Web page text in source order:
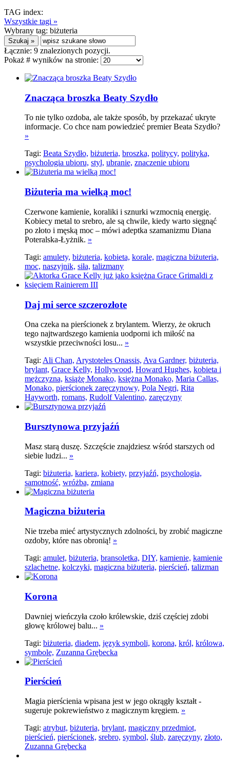
TAG index:
Wszystkie tagi »
Wybrany tag: biżuteria
Łącznie: 9 znalezionych pozycji.
Pokaż # wyników na stronie:
Znacząca broszka Beaty Szydło
To nie tylko ozdoba, ale także sposób, by przekazać ukryte
informacje. Co chce nam powiedzieć premier Beata Szydło?
»
Tagi: Beata Szydło, biżuteria, broszka, politycy, polityka,
psychologia ubioru, styl, ubranie, znaczenie ubioru
Biżuteria ma wielką moc!
Czerwone kamienie, koraliki i sznurki wzmocnią energię.
Kobiecy metal to srebro, ale są chwile, kiedy warto sięgnąć
po złoto i męską moc – mówi adeptka szamanizmu Diana
Poteralska-Łyżnik. »
Tagi: amulety, biżuteria, kobieta, korale, magiczna biżuteria,
moc, naszyjnik, siła, talizmany
Daj mi serce szczerozłote
Ona czeka na pierścionek z brylantem. Wierzy, że okruch
tego najtwardszego kamienia uodporni ich miłość na
wszystkie przeciwności losu... »
Tagi: Ali Chan, Arystoteles Onassis, Ava Gardner, biżuteria,
brylant, Grace Kelly, Hollywood, Howard Hughes, kobieta i
mężczyzna, książę Monako, księżna Monako, Maria Callas,
Monako, pierścionek zaręczynowy, Pola Negri, Rita
Hayworth, romans, Rudolf Valentino, zaręczyny
Bursztynowa przyjaźń
Masz starą duszę. Szczęście znajdziesz wśród starszych od
siebie ludzi... »
Tagi: biżuteria, kariera, kobiety, przyjaźń, psychologia,
samotność, wróżba, zmiana
Magiczna biżuteria
Nie trzeba mieć artystycznych zdolności, by zrobić magiczne
ozdoby, które nas obronią! »
Tagi: amulet, biżuteria, bransoletka, DIY, kamienie, kamienie
szlachetne, kolczyki, magiczna biżuteria, pierścień, talizman
Korona
Dawniej wieńczyła czoło królewskie, dziś częściej zdobi
głowę królowej balu... »
Tagi: biżuteria, diadem, język symboli, korona, król, królowa,
symbole, Zuzanna Grębecka
Pierścień
Magia pierścienia wpisana jest w jego okrągły kształt -
sugeruje pokrewieństwo z magicznym kręgiem. »
Tagi: atrybut, biżuteria, brylant, magiczny przedmiot,
pierścień, pierścionek, srebro, symbol, ślub, zaręczyny, złoto,
Zuzanna Grębecka